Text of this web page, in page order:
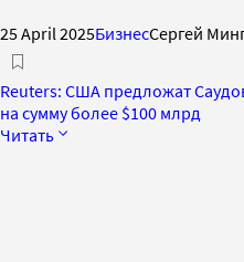
25 April 2025БизнесСергей
Reuters: США предложат
на сумму более $100 млрд
Читать